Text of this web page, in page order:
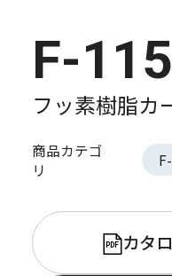
F-
フッ素樹脂カ
商品カテゴ
リ
PDF カタ